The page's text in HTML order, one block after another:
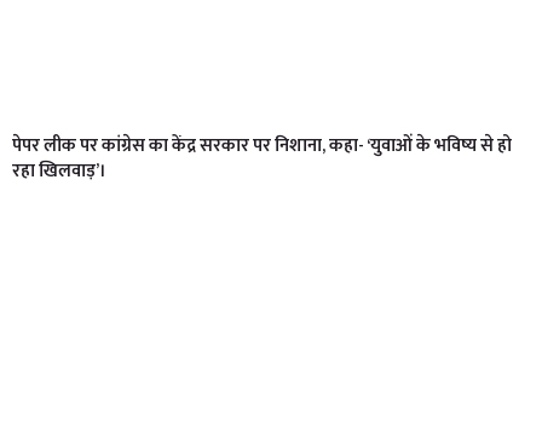
पेपर लीक पर कांग्रेस का केंद्र सरकार पर निशाना, कहा- ‘युवाओं के भविष्य से हो
रहा खिलवाड़’।